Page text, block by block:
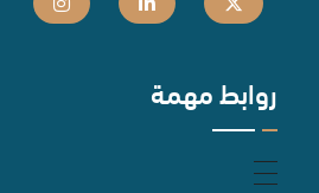
روابط مهمة